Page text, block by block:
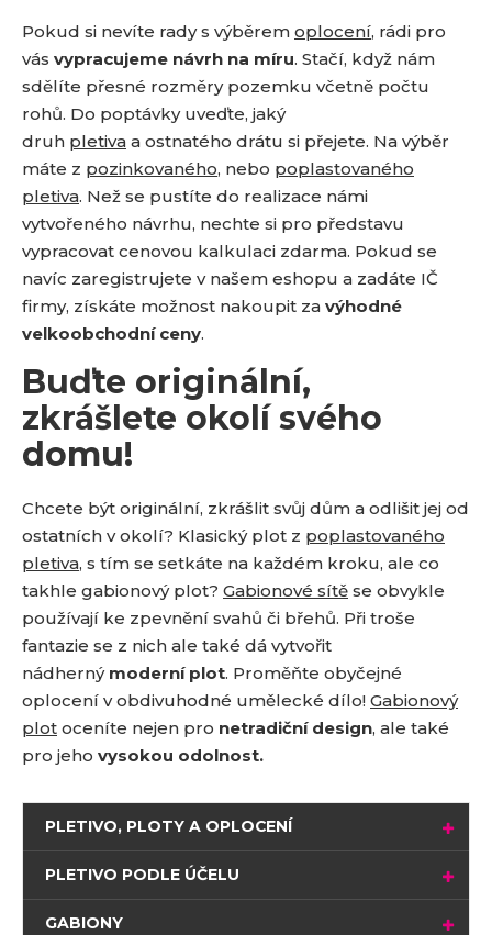
Pokud si nevíte rady s výběrem oplocení, rádi pro
vás vypracujeme návrh na míru. Stačí, když nám
sdělíte přesné rozměry pozemku včetně počtu
rohů. Do poptávky uveďte, jaký
druh pletiva a ostnatého drátu si přejete. Na výběr
máte z pozinkovaného, nebo poplastovaného
pletiva. Než se pustíte do realizace námi
vytvořeného návrhu, nechte si pro představu
vypracovat cenovou kalkulaci zdarma. Pokud se
navíc zaregistrujete v našem eshopu a zadáte IČ
firmy, získáte možnost nakoupit za výhodné
velkoobchodní ceny.
Buďte originální,
zkrášlete okolí svého
domu!
Chcete být originální, zkrášlit svůj dům a odlišit jej od
ostatních v okolí? Klasický plot z poplastovaného
pletiva, s tím se setkáte na každém kroku, ale co
takhle gabionový plot? Gabionové sítě se obvykle
používají ke zpevnění svahů či břehů. Při troše
fantazie se z nich ale také dá vytvořit
nádherný moderní plot. Proměňte obyčejné
oplocení v obdivuhodné umělecké dílo! Gabionový
plot oceníte nejen pro netradiční design, ale také
pro jeho vysokou odolnost.
PLETIVO, PLOTY A OPLOCENÍ
PLETIVO PODLE ÚČELU
GABIONY